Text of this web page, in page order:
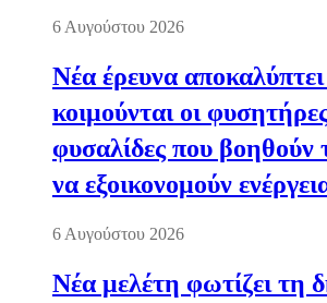
6 Αυγούστου 2026
Νέα έρευνα
κοιμούνται οι
φυσαλίδες που βοηθούν
να εξοικονομούν
6 Αυγούστου 2026
Νέα μελέτη φωτίζει τη